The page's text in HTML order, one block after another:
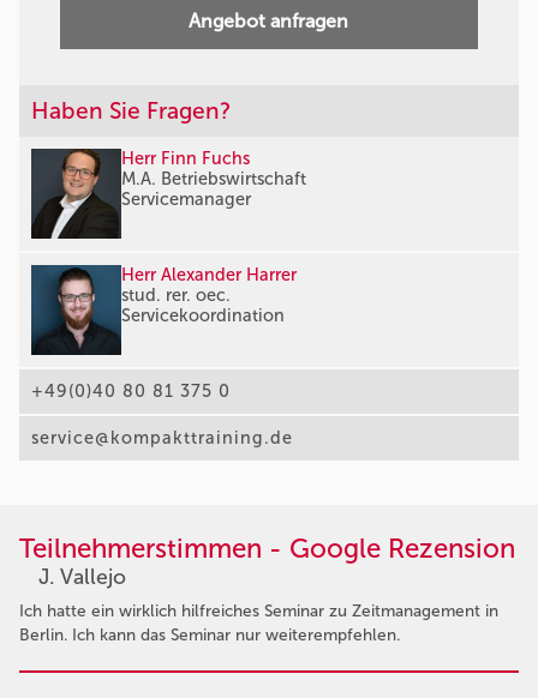
Angebot anfragen
Haben Sie Fragen?
Herr Finn Fuchs
M.A. Betriebswirtschaft
Servicemanager
Herr Alexander Harrer
stud. rer. oec.
Servicekoordination
+49(0)40 80 81 375 0
service@kompakttraining.de
Teilnehmerstimmen - Google Rezension
J. Vallejo
Ich hatte ein wirklich hilfreiches Seminar zu Zeitmanagement in
Berlin. Ich kann das Seminar nur weiterempfehlen.